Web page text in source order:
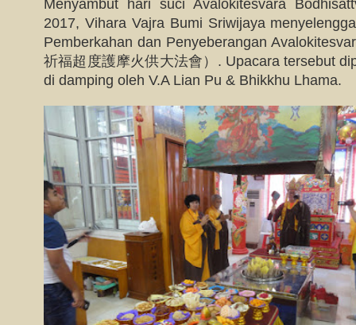
Menyambut hari suci Avalokitesvara
2017, Vihara Vajra Bumi Sriwijaya
Pemberkahan dan Penyeberangan
祈福超度護摩火供大法會）. Upacara tersebut
di damping oleh V.A Lian Pu & Bhikkhu Lhama.